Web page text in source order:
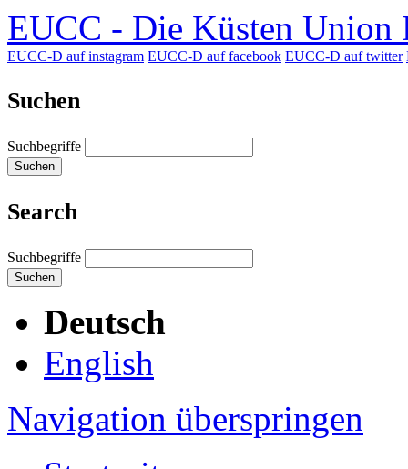
EUCC - Die Küsten Union
EUCC-D auf instagram EUCC-D auf facebook EUCC-D auf twitter
Suchen
Suchbegriffe
Suchen
Search
Suchbegriffe
Suchen
Deutsch
English
Navigation überspringen